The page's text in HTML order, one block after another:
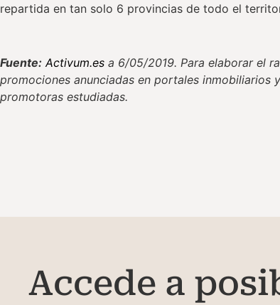
repartida en tan solo 6 provincias de todo el
Fuente: Activum.es a 6/05/2019. Para elaborar el
promociones anunciadas en portales inmobiliarios
promotoras estudiadas.
Accede a